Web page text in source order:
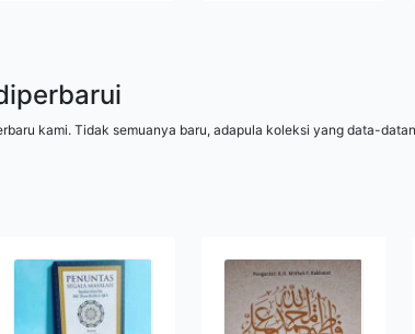
kami. Tidak semuanya baru, adapula koleksi yang data-